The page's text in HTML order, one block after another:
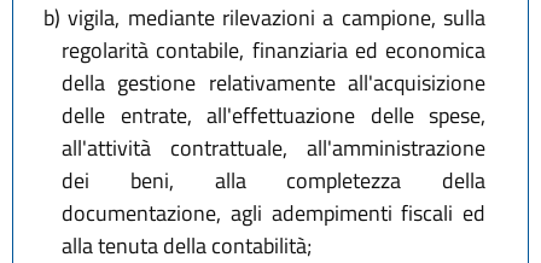
b) vigila, mediante rilevazioni a campione, sulla
regolarità contabile, finanziaria ed economica
della gestione relativamente all'acquisizione
delle entrate, all'effettuazione delle spese,
all'attività contrattuale, all'amministrazione
dei beni, alla completezza della
documentazione, agli adempimenti fiscali ed
alla tenuta della contabilità;